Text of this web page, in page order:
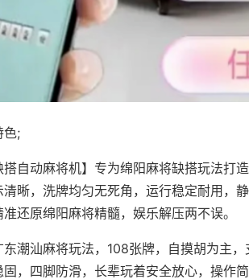
色;
搭自动麻将机】专为绵阳麻将缺搭玩法打
晰，洗牌均匀无死角，运行稳定耐用，
还原绵阳麻将精髓，娱乐解压两不误。
潮汕麻将玩法，108张牌，自摸胡为主，
，四脚防滑，长辈玩着安全放心，操作